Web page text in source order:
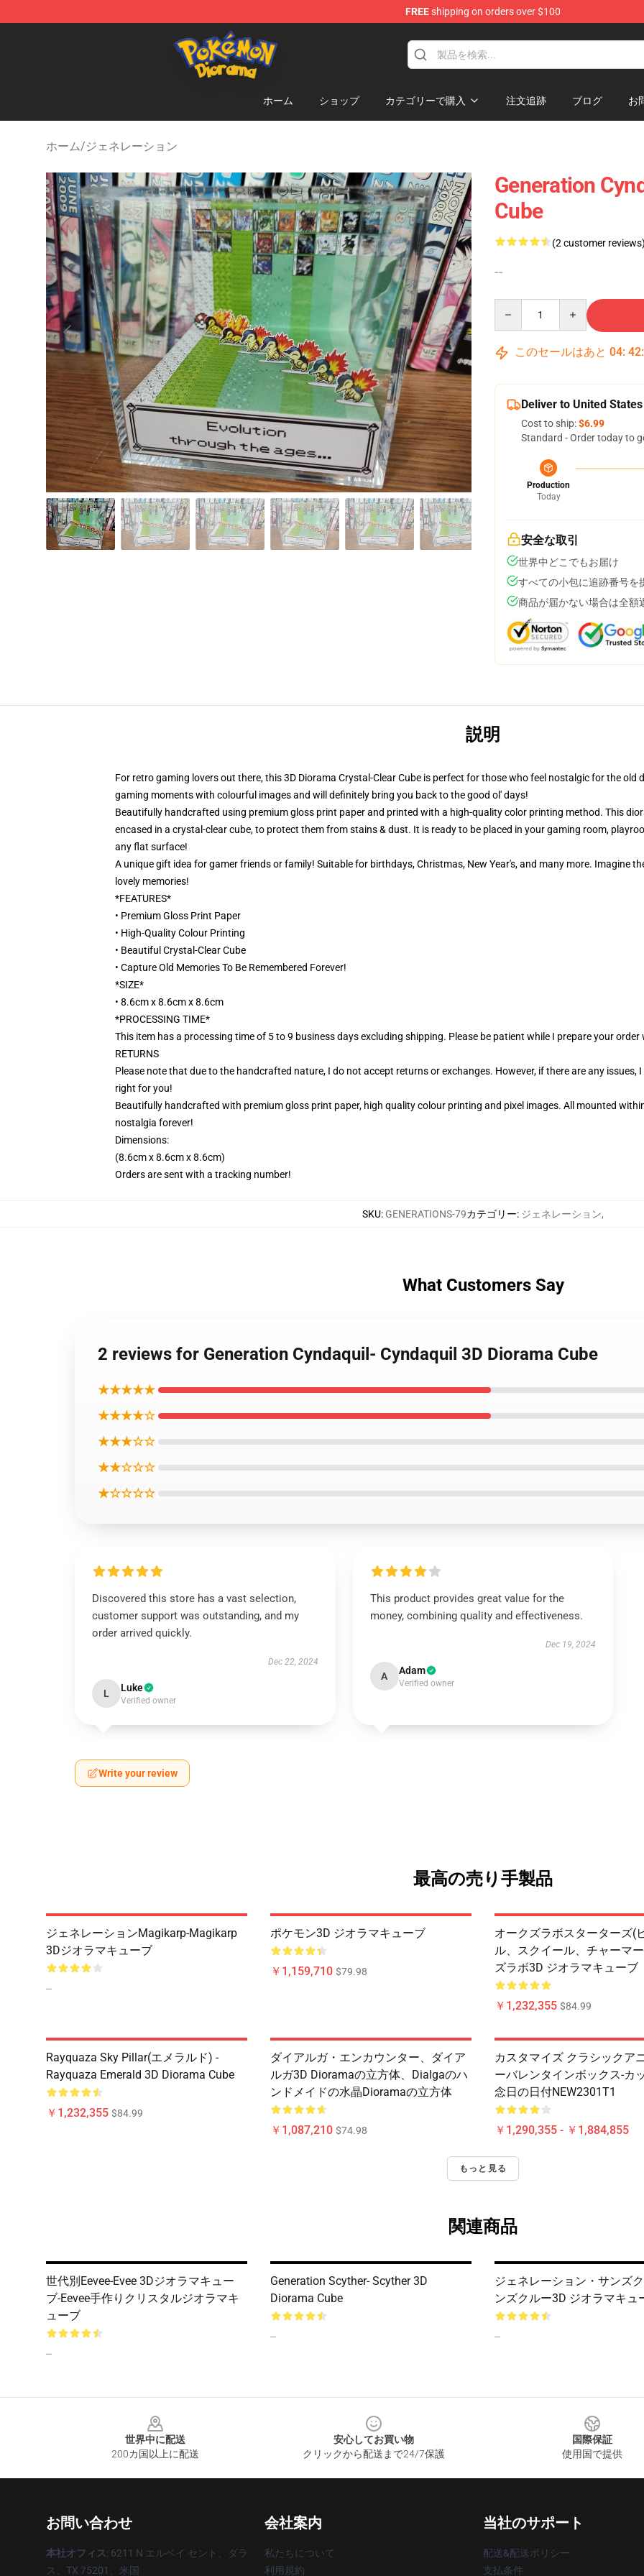
FREEshipping on orders over $100
Pokemon Diorama Shop - The Best Store of Pokemon Diorama
ホーム ショップ カテゴリーで購入 注文追跡 ブログ お
ホーム/ジェネレーション
Generation
Cube
(2 customer reviews)
--
このセールはあと 04: 42:
Deliver to United States
Cost to ship:$6.99
Standard - Order today to
Production
Today
安全な取引
世界中どこでもお届け
すべての小包に追跡番号を
商品が届かない場合は全額
説明
For retro gaming lovers out there, this 3D Diorama Crystal-Clear Cube is perfect for those who feel nostalgic for the
gaming moments with colourful images and will definitely bring you back to the good ol' days!
Beautifully handcrafted using premium gloss print paper and printed with a high-quality color printing method. This
encased in a crystal-clear cube, to protect them from stains & dust. It is ready to be placed in your gaming room,
any flat surface!
A unique gift idea for gamer friends or family! Suitable for birthdays, Christmas, New Year's, and many more. Imagine
lovely memories!
*FEATURES*
• Premium Gloss Print Paper
• High-Quality Colour Printing
• Beautiful Crystal-Clear Cube
• Capture Old Memories To Be Remembered Forever!
*SIZE*
• 8.6cm x 8.6cm x 8.6cm
*PROCESSING TIME*
This item has a processing time of 5 to 9 business days excluding shipping. Please be patient while I prepare your
RETURNS
Please note that due to the handcrafted nature, I do not accept returns or exchanges. However, if there are any issues,
right for you!
Beautifully handcrafted with premium gloss print paper, high quality colour printing and pixel images. All mounted
nostalgia forever!
Dimensions:
(8.6cm x 8.6cm x 8.6cm)
Orders are sent with a tracking number!
SKU: GENERATIONS-79カテゴリー: ジェネレーション,
What Customers Say
2 reviews for Generation Cyndaquil- Cyndaquil 3D Diorama Cube
★★★★★
★★★★☆
★★★☆☆
★★☆☆☆
★☆☆☆☆
Discovered this store has a vast selection,
customer support was outstanding, and my
order arrived quickly.
Dec 22, 2024
L Luke
Verified owner
This product provides great value for the
money, combining quality and effectiveness.
Dec 19, 2024
A Adam
Verified owner
Write your review
最高の売り手製品
ジェネレーションMagikarp-Magikarp
3Dジオラマキューブ
--
ポケモン3D ジオラマキューブ
￥1,159,710 $79.98
オークズラボスターターズ(
ル、スクイール、チャーマ
ズラボ3D ジオラマキューブ
￥1,232,355 $84.99
Rayquaza Sky Pillar(エメラルド) -
Rayquaza Emerald 3D Diorama Cube
￥1,232,355 $84.99
ダイアルガ・エンカウンター、ダイア
ルガ3D Dioramaの立方体、Dialgaのハ
ンドメイドの水晶Dioramaの立方体
￥1,087,210 $74.98
カスタマイズ クラシックア
ーバレンタインボックス-カ
念日の日付NEW2301T1
￥1,290,355 - ￥1,884,855
もっと見る
関連商品
世代別Eevee-Evee 3Dジオラマキュー
ブ-Eevee手作りクリスタルジオラマキ
ューブ
--
Generation Scyther- Scyther 3D
Diorama Cube
--
ジェネレーション・サンズ
ンズクルー3D ジオラマキュ
--
世界中に配送
200カ国以上に配送
安心してお買い物
クリックから配送まで24/7保護
国際保証
使用国で提供
お問い合わせ
本社オフィス: 6211 N エルベイ セント、ダラ
ス、TX 75201、米国
会社案内
私たちについて
利用規約
当社のサポート
配送&配送ポリシー
支払条件